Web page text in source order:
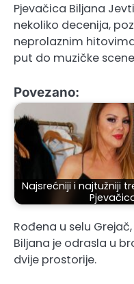
Pjevačica Biljana
nekoliko decenija,
neprolaznim
put do muzičke
Povezano:
Najsrećniji i najtužniji
Rođena u selu
Biljana je odrasla u
dvije prostorije.